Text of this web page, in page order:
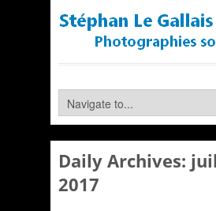
Daily Archives:
2017